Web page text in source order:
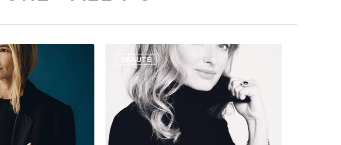
BEAUTÉ